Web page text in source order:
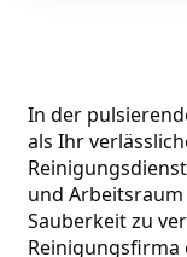
In der
als Ihr
und
Sauberkeit zu